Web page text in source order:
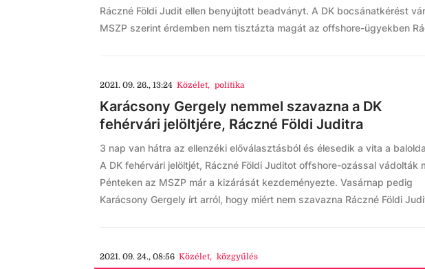
Ráczné Földi Judit ellen benyújtott beadványt. A DK bocsánatkérést
MSZP szerint érdemben nem tisztázta magát az offshore-ügyekben
2021. 09. 26., 13:24 Közélet, politika
Karácsony Gergely nemmel szavazna a DK
fehérvári jelöltjére, Ráczné Földi Juditra
3 nap van hátra az ellenzéki előválasztásból és élesedik a vita a
A DK fehérvári jelöltjét, Ráczné Földi Juditot offshore-ozással vádolták
Pénteken az MSZP már a kizárását kezdeményezte. Vasárnap pedig
Karácsony Gergely írt arról, hogy miért nem szavazna Ráczné Földi
2021. 09. 24., 08:56 Közélet, közgyűlés